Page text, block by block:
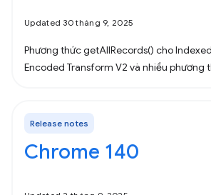
Updated 30 tháng 9, 2025
Phương thức getAllRecords() cho
Encoded Transform V2 và nhiều phương
Release notes
Chrome 140